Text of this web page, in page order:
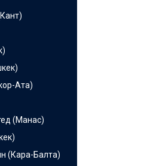
Ата)
(Манас)
(Кара-Балта)